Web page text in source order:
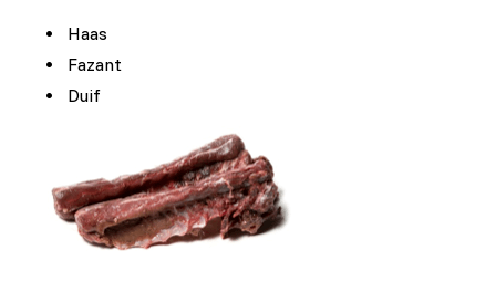
Haas
Fazant
Duif